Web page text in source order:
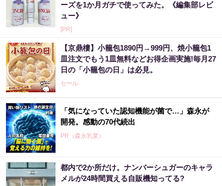
ーズを1か月ガチで使ってみた。《編集部レビ
ュー》
[PR]
【京鼎樓】小籠包1890円→999円、焼小籠包1
皿注文でもう1皿無料などお得企画実施!毎月27
日の「小籠包の日」は必見。
セール
「気になっていた認知機能が菌で…」森永が
開発。感動の70代続出
PR（森永乳業）
「宝くじ、運じゃなかった」当たる人は“同じ
こと”してる
都内で2か所だけ。ナンバーシュガーのキャラ
メルが24時間買える自販機知ってる?